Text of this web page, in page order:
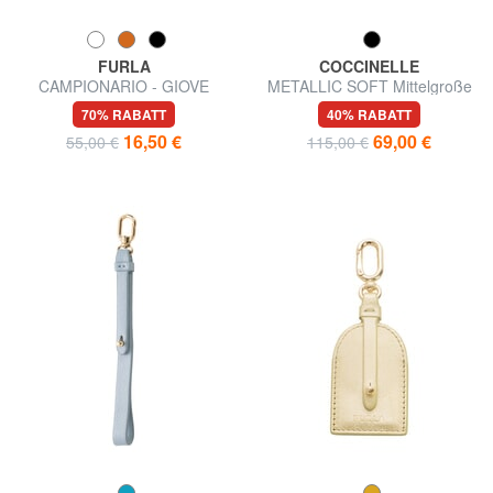
FURLA
CAMPIONARIO - GIOVE
Namensschild aus Leder
70% RABATT
55,00 € 16,50 €
COCCINELLE
METALLIC SOFT Mittelgroße
Geldbörse aus Leder
40% RABATT
115,00 € 69,00 €